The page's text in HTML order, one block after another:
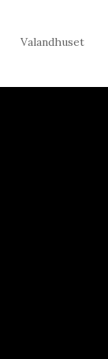
Valandhuset